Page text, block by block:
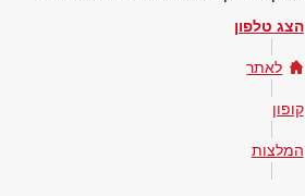
הצג טלפון
לאתר
קופון
המלצות